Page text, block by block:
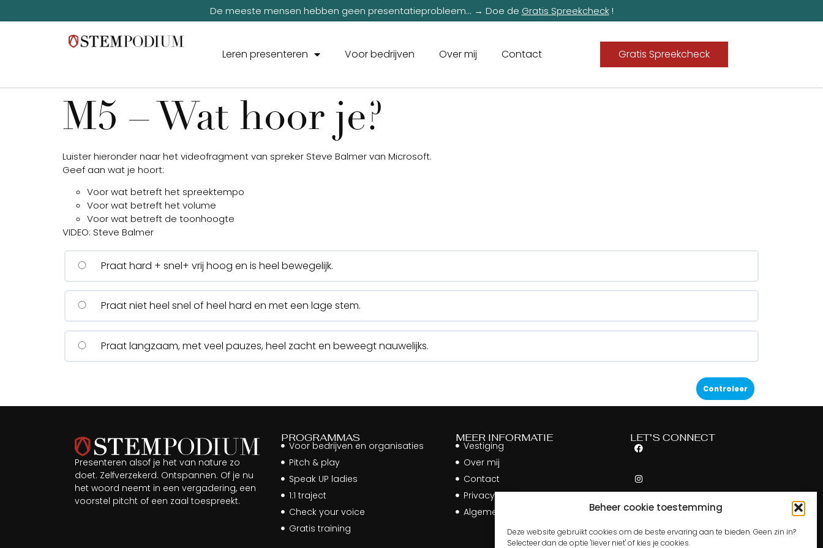
Beheer cookie toestemming
Deze website gebruikt cookies om de beste ervaring aan te bieden. Geen zin in?
Selecteer dan de optie 'liever niet' of kies je cookies.
De meeste mensen hebben geen presentatieprobleem... → Doe de Gratis Spreekcheck!
Leren presenteren Voor bedrijven Over mij Contact Gratis Spreekcheck
M5 – Wat hoor je?
Luister hieronder naar het videofragment van spreker Steve Balmer van Microsoft.
Geef aan wat je hoort:
Voor wat betreft het spreektempo
Voor wat betreft het volume
Voor wat betreft de toonhoogte
VIDEO: Steve Balmer
Praat hard + snel+ vrij hoog en is heel bewegelijk.
Praat niet heel snel of heel hard en met een lage stem.
Praat langzaam, met veel pauzes, heel zacht en beweegt nauwelijks.
Presenteren alsof je het van nature zo
doet. Zelfverzekerd. Ontspannen. Of je nu
het woord neemt in een vergadering, een
voorstel pitcht of een zaal toespreekt.
PROGRAMMAS
Voor bedrijven en organisaties
Pitch & play
Speak UP ladies
1:1 traject
Check your voice
Gratis training
MEER INFORMATIE
Vestiging
Over mij
Contact
Privacy policy
Algemene voorwaarden
LET’S CONNECT